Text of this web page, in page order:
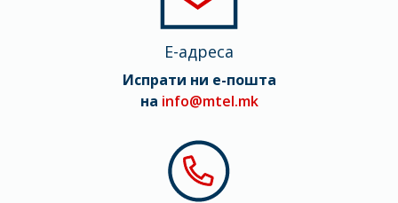
E-адреса
Испрати ни е-пошта
на info@mtel.mk